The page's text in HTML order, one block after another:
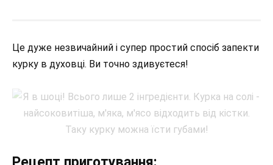
Це дуже незвичайний і супер простий спосіб запекти
курку в духовці. Ви точно здивуєтеся!